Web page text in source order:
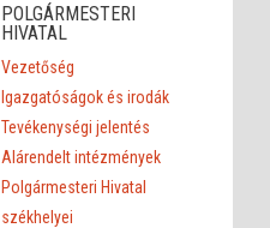
POLGÁRMESTERI
HIVATAL
Vezetőség
Igazgatóságok és irodák
Tevékenységi jelentés
Alárendelt intézmények
Polgármesteri Hivatal
székhelyei